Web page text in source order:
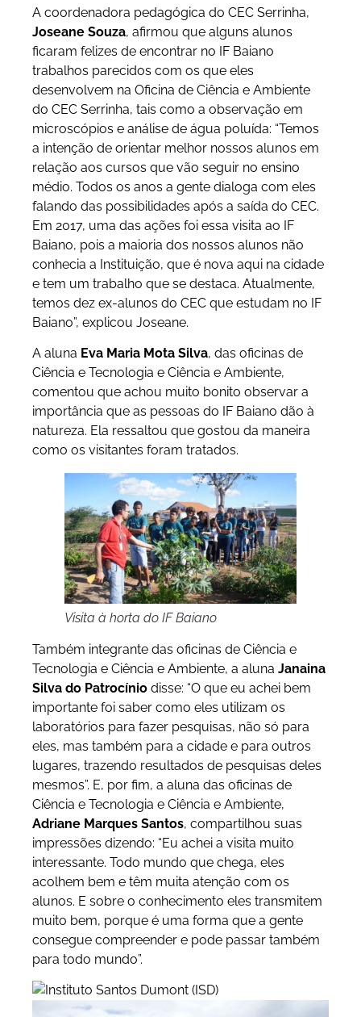
A coordenadora pedagógica do CEC Serrinha,
Joseane Souza, afirmou que alguns alunos
ficaram felizes de encontrar no IF Baiano
trabalhos parecidos com os que eles
desenvolvem na Oficina de Ciência e Ambiente
do CEC Serrinha, tais como a observação em
microscópios e análise de água poluída: “Temos
a intenção de orientar melhor nossos alunos em
relação aos cursos que vão seguir no ensino
médio. Todos os anos a gente dialoga com eles
falando das possibilidades após a saída do CEC.
Em 2017, uma das ações foi essa visita ao IF
Baiano, pois a maioria dos nossos alunos não
conhecia a Instituição, que é nova aqui na cidade
e tem um trabalho que se destaca. Atualmente,
temos dez ex-alunos do CEC que estudam no IF
Baiano”, explicou Joseane.
A aluna Eva Maria Mota Silva, das oficinas de
Ciência e Tecnologia e Ciência e Ambiente,
comentou que achou muito bonito observar a
importância que as pessoas do IF Baiano dão à
natureza. Ela ressaltou que gostou da maneira
como os visitantes foram tratados.
Visita à horta do IF Baiano
Também integrante das oficinas de Ciência e
Tecnologia e Ciência e Ambiente, a aluna Janaina
Silva do Patrocínio disse: “O que eu achei bem
importante foi saber como eles utilizam os
laboratórios para fazer pesquisas, não só para
eles, mas também para a cidade e para outros
lugares, trazendo resultados de pesquisas deles
mesmos”. E, por fim, a aluna das oficinas de
Ciência e Tecnologia e Ciência e Ambiente,
Adriane Marques Santos, compartilhou suas
impressões dizendo: “Eu achei a visita muito
interessante. Todo mundo que chega, eles
acolhem bem e têm muita atenção com os
alunos. E sobre o conhecimento eles transmitem
muito bem, porque é uma forma que a gente
consegue compreender e pode passar também
para todo mundo”.